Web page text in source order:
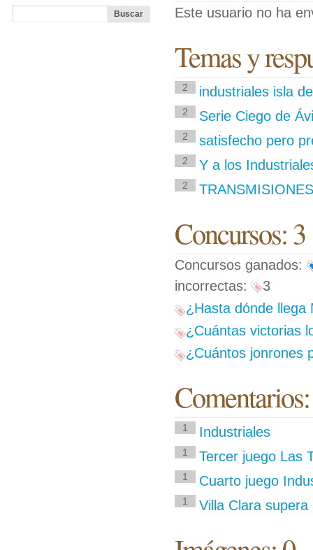
Este usuario no ha
Temas y
2 industriales isla
2 Serie Ciego de
2 satisfecho pero
2 Y a los
2
Concursos: 3
Concursos ganados:
incorrectas:
3
¿Hasta dónde llega
¿Cuántas victorias
¿Cuántos jonrones
1 Industriales
1 Tercer juego Las
1 Cuarto juego
1 Villa Clara